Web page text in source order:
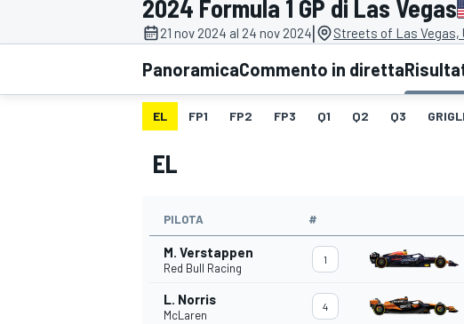
MOTOGP WEC
WRC
2024 Formula 1 GP di Las Vegas
21 nov 2024 al 24 nov 2024| Streets of Las Vegas,
PanoramicaCommento in diretta
EL FP1 FP2 FP3 Q1 Q2 Q3
EL
PILOTA #
M. Verstappen
Red Bull Racing
1
L. Norris
McLaren
4